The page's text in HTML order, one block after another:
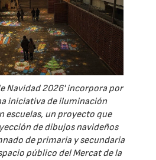
Navidad 2026' incorpora por
iniciativa de iluminación
escuelas, un proyecto que
de dibujos navideños
de primaria y secundaria
público del Mercat de la